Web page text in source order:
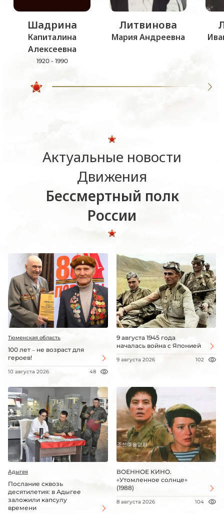
Шадрина
Капиталина
Алексеевна
1920 - 1990
Литвинова
Мария Андреевна
Актуальные новости
Движения
Бессмертный полк
России
Тюменская область
100 лет – не возраст для
героев!
10 августа 2026 48
9 августа 1945 года
началась война с Японией
9 августа 2026 102
Адыгея
Послание сквозь
десятилетия: в Адыгее
заложили капсулу
времени
ВОЕННОЕ КИНО.
«Утомленное солнце»
(1988)
8 августа 2026 104